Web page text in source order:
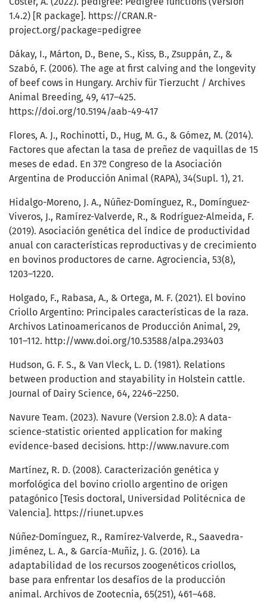
1.4.2) [R package]. https://CRAN.R-
project.org/package=pedigree
Dákay, I., Márton, D., Bene, S., Kiss, B., Zsuppán, Z., &
Szabó, F. (2006). The age at first calving and the longevity
of beef cows in Hungary. Archiv für Tierzucht / Archives
Animal Breeding, 49, 417–425.
https://doi.org/10.5194/aab-49-417
Flores, A. J., Rochinotti, D., Hug, M. G., & Gómez, M. (2014).
Factores que afectan la tasa de preñez de vaquillas de 15
meses de edad. En 37º Congreso de la Asociación
Argentina de Producción Animal (RAPA), 34(Supl. 1), 21.
Hidalgo-Moreno, J. A., Núñez-Domínguez, R., Domínguez-
Viveros, J., Ramírez-Valverde, R., & Rodríguez-Almeida, F.
(2019). Asociación genética del índice de productividad
anual con características reproductivas y de crecimiento
en bovinos productores de carne. Agrociencia, 53(8),
1203–1220.
Holgado, F., Rabasa, A., & Ortega, M. F. (2021). El bovino
Criollo Argentino: Principales características de la raza.
Archivos Latinoamericanos de Producción Animal, 29,
101–112. http://www.doi.org/10.53588/alpa.293403
Hudson, G. F. S., & Van Vleck, L. D. (1981). Relations
between production and stayability in Holstein cattle.
Journal of Dairy Science, 64, 2246–2250.
Navure Team. (2023). Navure (Version 2.8.0): A data-
science-statistic oriented application for making
evidence-based decisions. http://www.navure.com
Martínez, R. D. (2008). Caracterización genética y
morfológica del bovino criollo argentino de origen
patagónico [Tesis doctoral, Universidad Politécnica de
Valencia]. https://riunet.upv.es
Núñez-Domínguez, R., Ramírez-Valverde, R., Saavedra-
Jiménez, L. A., & García-Muñiz, J. G. (2016). La
adaptabilidad de los recursos zoogenéticos criollos,
base para enfrentar los desafíos de la producción
animal. Archivos de Zootecnia, 65(251), 461–468.